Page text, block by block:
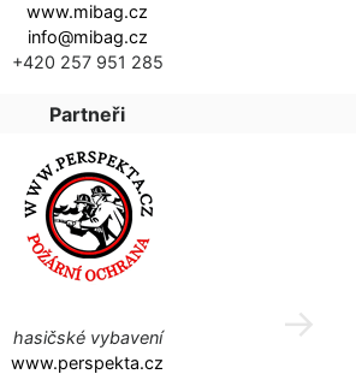
www.mibag.cz
info@mibag.cz
+420 257 951 285
Partneři
hasičské vybavení
www.perspekta.cz